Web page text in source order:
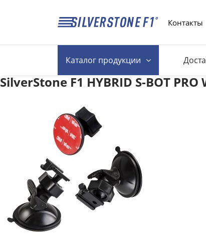
Контакты
Каталогпродукции
SilverStone F1 HYBRID S-BOT